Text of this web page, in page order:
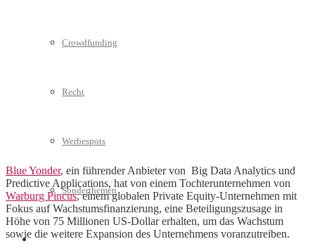
Crowdfunding
Recht
Werbespots
Sonderthemen
Geschäftskonto eröffnen
Blue Yonder, ein führender Anbieter von Big Data Analytics und
Predictive Applications, hat von einem Tochterunternehmen von
Warburg Pincus, einem globalen Private Equity-Unternehmen mit
Fokus auf Wachstumsfinanzierung, eine Beteiligungszusage in
Höhe von 75 Millionen US-Dollar erhalten, um das Wachstum
sowie die weitere Expansion des Unternehmens voranzutreiben.